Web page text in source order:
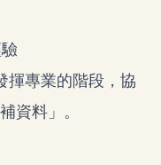
揮專業的階段，協
資料」。